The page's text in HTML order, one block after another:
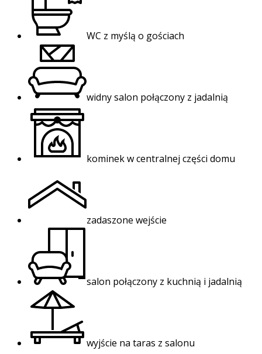
WC z myślą o gościach
widny salon połączony z jadalnią
kominek w centralnej części domu
zadaszone wejście
salon połączony z kuchnią i jadalnią
wyjście na taras z salonu